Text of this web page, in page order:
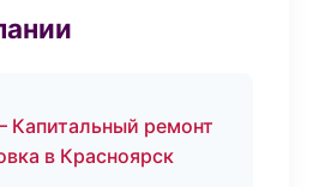
ремонт
в Красноярск